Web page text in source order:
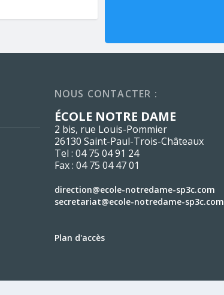
NOUS CONTACTER :
ÉCOLE NOTRE DAME
2 bis, rue Louis-Pommier
26130 Saint-Paul-Trois-Châteaux
Tel : 04 75 04 91 24
Fax : 04 75 04 47 01
direction@ecole-notredame-sp3c.com
secretariat@ecole-notredame-sp3c.com
Plan d'accès